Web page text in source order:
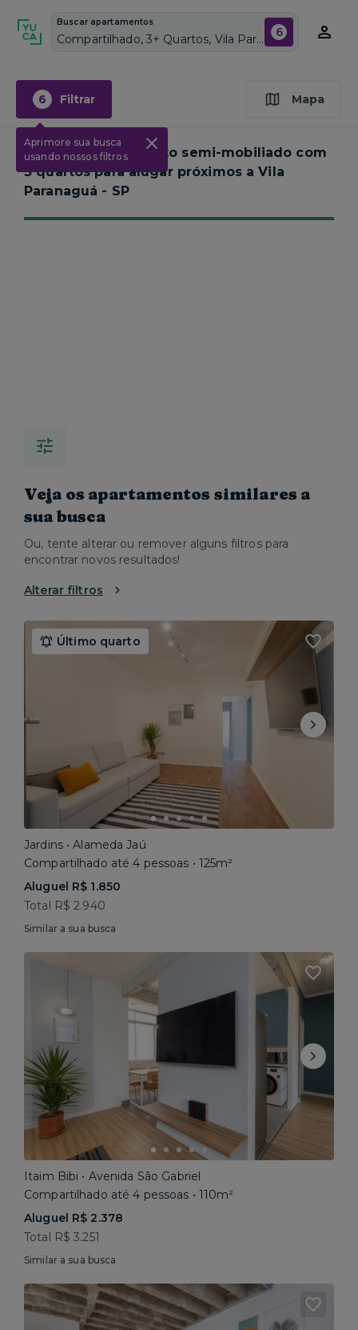
Buscar apartamentos
Compartilhado, 3+ Quartos, Vila Paranaguá, Vagas de garagem: Sim, Semi mobiliado, Piscina 6
6 Filtrar
Aprimore sua busca
usando nossos filtros
Mapa
Nenhum apartamento semi-mobiliado com
3 quartos para alugar próximos aVila
Paranaguá - SP
Veja os apartamentos similares a
sua busca
Ou, tente alterar ou remover alguns filtros para
encontrar novos resultados!
Alterar filtros
Último quarto
Jardins • Alameda Jaú
Compartilhado até 4 pessoas • 125m²
Aluguel R$ 1.850
Total R$ 2.940
Similar a sua busca
Itaim Bibi • Avenida São Gabriel
Compartilhado até 4 pessoas • 110m²
Aluguel R$ 2.378
Total R$ 3.251
Similar a sua busca